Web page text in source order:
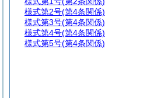
様式第2号(第4条関係)
様式第3号(第4条関係)
様式第4号(第4条関係)
様式第5号(第4条関係)